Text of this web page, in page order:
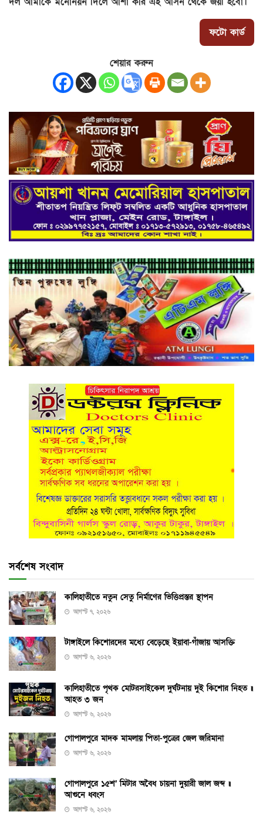
ফটো কার্ড
শেয়ার করুন
সর্বশেষ সংবাদ
কালিহাতীতে নতুন সেতু নির্মাণের ভিত্তিপ্রস্তর স্থাপন
আগস্ট ৭, ২০২৬
টাঙ্গাইলে কিশোরদের মধ্যে বেড়েছে ইয়াবা-গাঁজায় আসক্তি
আগস্ট ৬, ২০২৬
কালিহাতীতে পৃথক মোটরসাইকেল দুর্ঘটনায় দুই কিশোর নিহত ॥
আহত ৩ জন
আগস্ট ৬, ২০২৬
গোপালপুরে মাদক মামলায় পিতা-পুত্রের জেল জরিমানা
আগস্ট ৬, ২০২৬
গোপালপুরে ১৫শ’ মিটার অবৈধ চায়না দুয়ারী জাল জব্দ ॥
আগুনে ধ্বংস
আগস্ট ৬, ২০২৬